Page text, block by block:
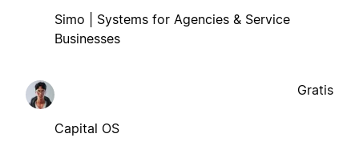
Simo | Systems for Agencies & Service
Businesses
Capital OS
Gratis